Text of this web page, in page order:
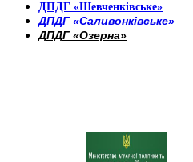
ДПДГ «Шевченківське»
ДПДГ «Саливонківське»
ДПДГ «Озерна»